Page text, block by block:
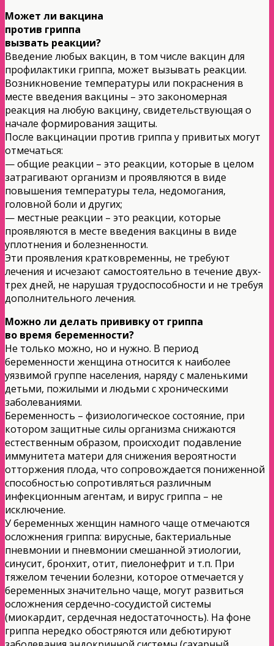
Может ли вакцина
против гриппа
вызвать реакции?
Введение любых вакцин, в том числе вакцин для
профилактики гриппа, может вызывать реакции.
Возникновение температуры или покраснения в
месте введения вакцины – это закономерная
реакция на любую вакцину, свидетельствующая о
начале формирования защиты.
После вакцинации против гриппа у привитых могут
отмечаться:
— общие реакции – это реакции, которые в целом
затрагивают организм и проявляются в виде
повышения температуры тела, недомогания,
головной боли и других;
— местные реакции – это реакции, которые
проявляются в месте введения вакцины в виде
уплотнения и болезненности.
Эти проявления кратковременны, не требуют
лечения и исчезают самостоятельно в течение двух-
трех дней, не нарушая трудоспособности и не требуя
дополнительного лечения.
Можно ли делать прививку от гриппа
во время беременности?
Не только можно, но и нужно. В период
беременности женщина относится к наиболее
уязвимой группе населения, наряду с маленькими
детьми, пожилыми и людьми с хроническими
заболеваниями.
Беременность – физиологическое состояние, при
котором защитные силы организма снижаются
естественным образом, происходит подавление
иммунитета матери для снижения вероятности
отторжения плода, что сопровождается пониженной
способностью сопротивляться различным
инфекционным агентам, и вирус гриппа – не
исключение.
У беременных женщин намного чаще отмечаются
осложнения гриппа: вирусные, бактериальные
пневмонии и пневмонии смешанной этиологии,
синусит, бронхит, отит, пиелонефрит и т.п. При
тяжелом течении болезни, которое отмечается у
беременных значительно чаще, могут развиться
осложнения сердечно-сосудистой системы
(миокардит, сердечная недостаточность). На фоне
гриппа нередко обостряются или дебютируют